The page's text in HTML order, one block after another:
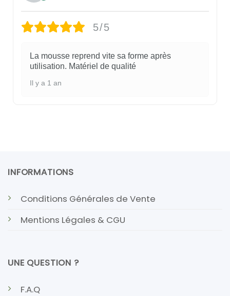
5/5
La mousse reprend vite sa forme après
utilisation. Matériel de qualité
Il y a 1 an
INFORMATIONS
Conditions Générales de Vente
Mentions Légales & CGU
UNE QUESTION ?
F.A.Q